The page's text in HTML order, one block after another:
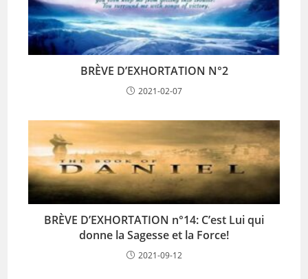
BRÈVE D’EXHORTATION N°2
2021-02-07
BRÈVE D’EXHORTATION n°14: C’est Lui qui
donne la Sagesse et la Force!
2021-09-12